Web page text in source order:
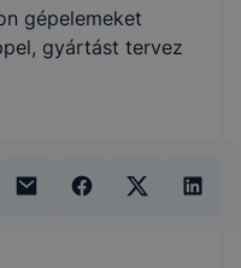
gépelemeket
gyártást tervez